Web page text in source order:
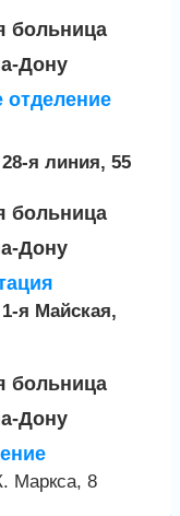
больница
Дону
отделение
я линия, 55
больница
Дону
я Майская,
больница
Дону
Маркса, 8